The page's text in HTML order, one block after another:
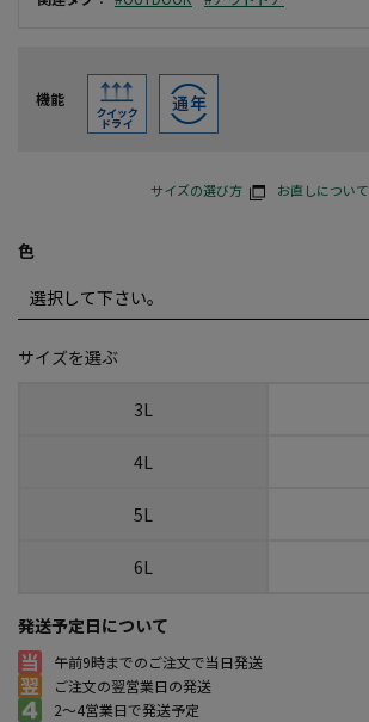
機能
サイズの選び方 お直しについて
色
サイズを選ぶ
3L
4L
5L
6L
発送予定日について
午前9時までのご注文で当日発送
ご注文の翌営業日の発送
2～4営業日で発送予定